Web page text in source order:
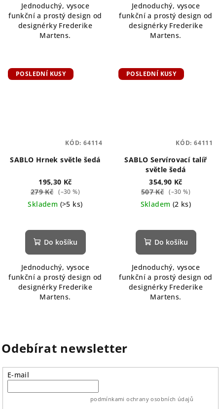
Jednoduchý, vysoce
funkční a prostý design od
designérky Frederike
Martens.
Jednoduchý, vysoce
funkční a prostý design od
designérky Frederike
Martens.
POSLEDNÍ KUSY
SABLO Hrnek světle šedá
195,30 Kč
279 Kč (–30 %)
Skladem (>5 ks)
Do košíku
Jednoduchý, vysoce
funkční a prostý design od
designérky Frederike
Martens.
KÓD: 64114
POSLEDNÍ KUSY
SABLO Servírovací talíř
světle šedá
354,90 Kč
507 Kč (–30 %)
Skladem (2 ks)
Do košíku
Jednoduchý, vysoce
funkční a prostý design od
designérky Frederike
Martens.
KÓD: 64111
Odebírat newsletter
E-mail
podmínkami ochrany osobních údajů